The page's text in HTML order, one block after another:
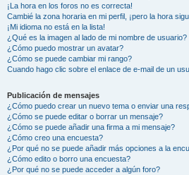
¡La hora en los foros no es correcta!
Cambié la zona horaria en mi perfil, ¡pero la hora
¡Mi idioma no está en la lista!
¿Qué es la imagen al lado de mi nombre de usuario?
¿Cómo puedo mostrar un avatar?
¿Cómo se puede cambiar mi rango?
Cuando hago clic sobre el enlace de e-mail de un
Publicación de mensajes
¿Cómo puedo crear un nuevo tema o enviar una
¿Cómo se puede editar o borrar un mensaje?
¿Cómo se puede añadir una firma a mi mensaje?
¿Cómo creo una encuesta?
¿Por qué no se puede añadir más opciones a la
¿Cómo edito o borro una encuesta?
¿Por qué no se puede acceder a algún foro?